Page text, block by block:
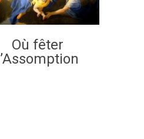
Où fêter
l’Assomption